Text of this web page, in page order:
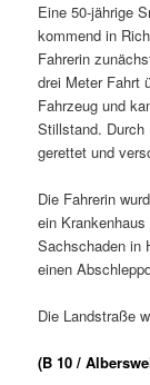
Eine 50-jährige
kommend in
Fahrerin
drei Meter Fahrt
Fahrzeug und
Stillstand. Durch
gerettet und
Die Fahrerin
ein
Sachschaden in
einen
Die Landstraße
(B 10 /